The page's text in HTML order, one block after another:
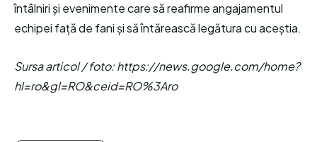
întâlniri și evenimente care să reafirme angajamentul
echipei față de fani și să întărească legătura cu aceștia.
Sursa articol / foto: https://news.google.com/home?
hl=ro&gl=RO&ceid=RO%3Aro